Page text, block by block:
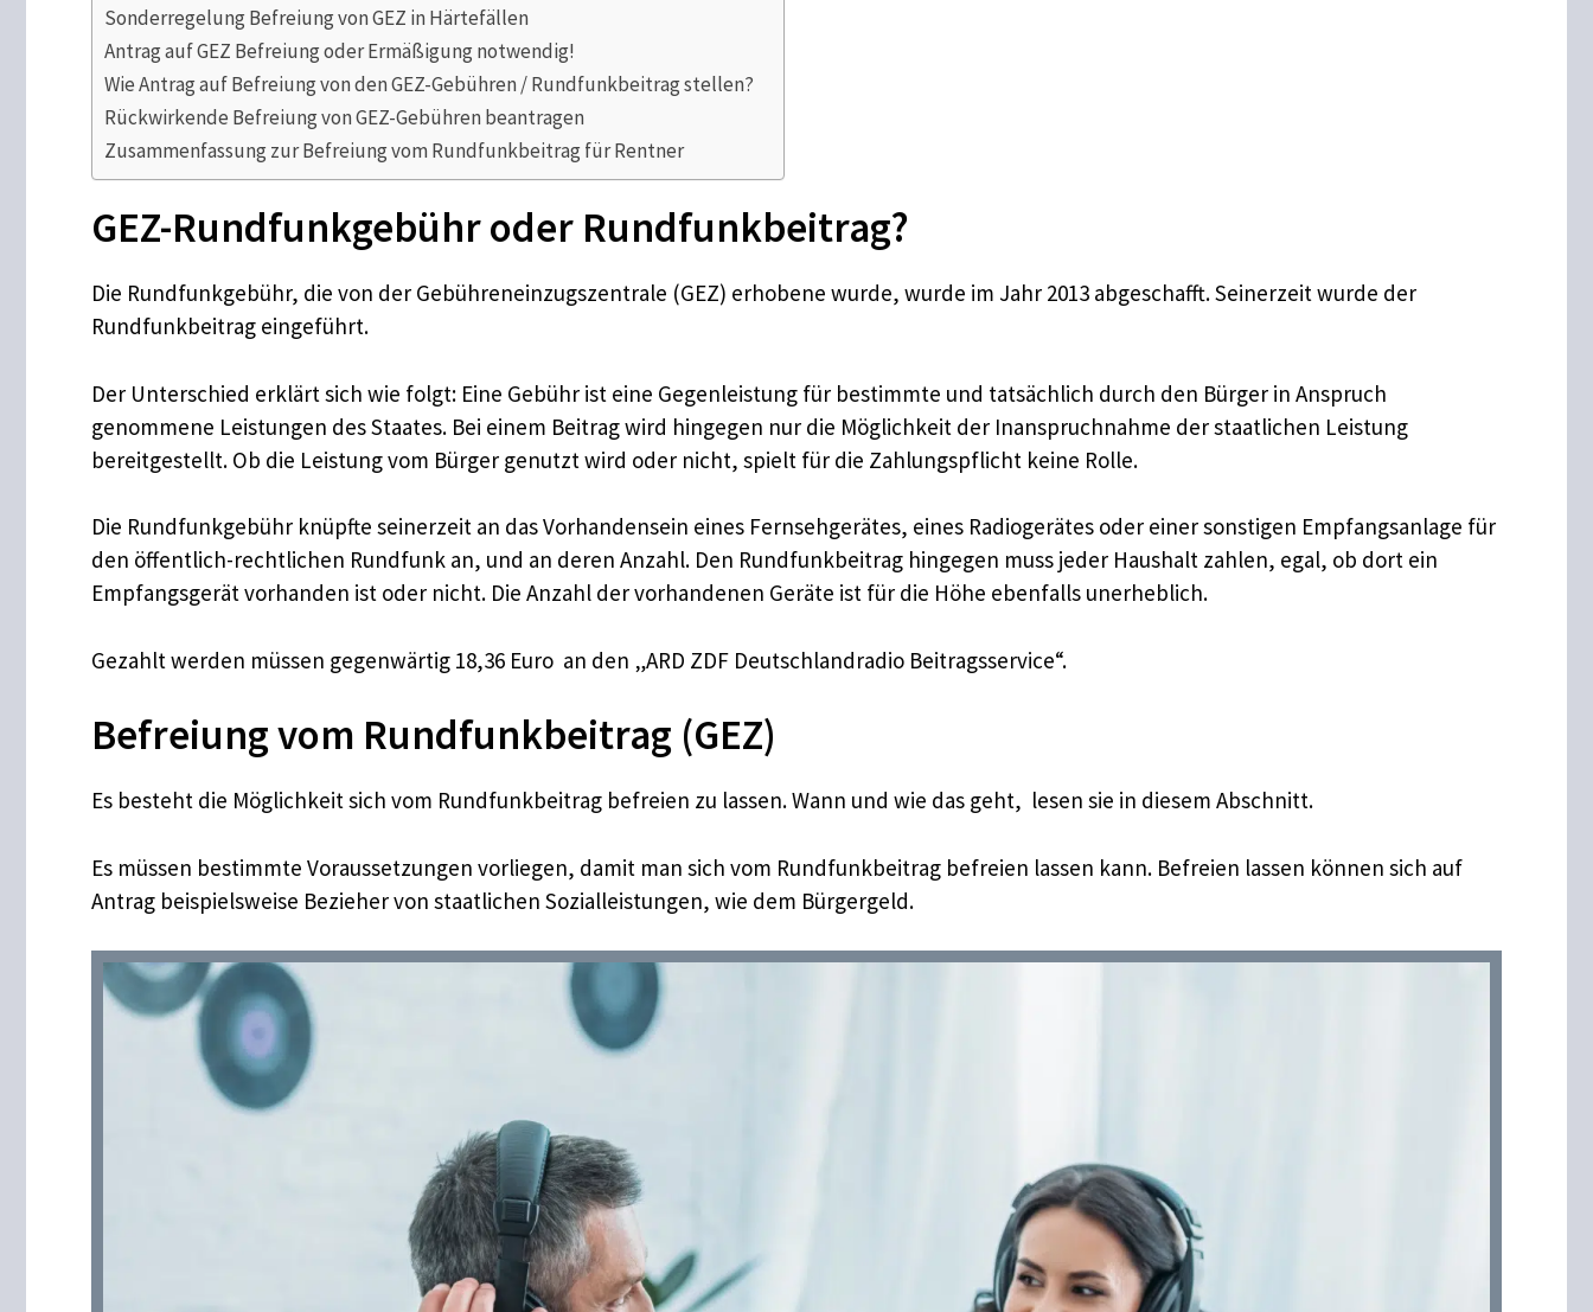
Sonderregelung Befreiung von GEZ in Härtefällen
Antrag auf GEZ Befreiung oder Ermäßigung notwendig!
Wie Antrag auf Befreiung von den GEZ-Gebühren / Rundfunkbeitrag stellen?
Rückwirkende Befreiung von GEZ-Gebühren beantragen
Zusammenfassung zur Befreiung vom Rundfunkbeitrag für Rentner
GEZ-Rundfunkgebühr oder Rundfunkbeitrag?
Die Rundfunkgebühr, die von der Gebühreneinzugszentrale (GEZ) erhobene wurde, wurde im Jahr 2013 abgeschafft. Seinerzeit wurde der
Rundfunkbeitrag eingeführt.
Der Unterschied erklärt sich wie folgt: Eine Gebühr ist eine Gegenleistung für bestimmte und tatsächlich durch den Bürger in Anspruch
genommene Leistungen des Staates. Bei einem Beitrag wird hingegen nur die Möglichkeit der Inanspruchnahme der staatlichen Leistung
bereitgestellt. Ob die Leistung vom Bürger genutzt wird oder nicht, spielt für die Zahlungspflicht keine Rolle.
Die Rundfunkgebühr knüpfte seinerzeit an das Vorhandensein eines Fernsehgerätes, eines Radiogerätes oder einer sonstigen Empfangsanlage für
den öffentlich-rechtlichen Rundfunk an, und an deren Anzahl. Den Rundfunkbeitrag hingegen muss jeder Haushalt zahlen, egal, ob dort ein
Empfangsgerät vorhanden ist oder nicht. Die Anzahl der vorhandenen Geräte ist für die Höhe ebenfalls unerheblich.
Gezahlt werden müssen gegenwärtig 18,36 Euro an den „ARD ZDF Deutschlandradio Beitragsservice“.
Befreiung vom Rundfunkbeitrag (GEZ)
Es besteht die Möglichkeit sich vom Rundfunkbeitrag befreien zu lassen. Wann und wie das geht, lesen sie in diesem Abschnitt.
Es müssen bestimmte Voraussetzungen vorliegen, damit man sich vom Rundfunkbeitrag befreien lassen kann. Befreien lassen können sich auf
Antrag beispielsweise Bezieher von staatlichen Sozialleistungen, wie dem Bürgergeld.